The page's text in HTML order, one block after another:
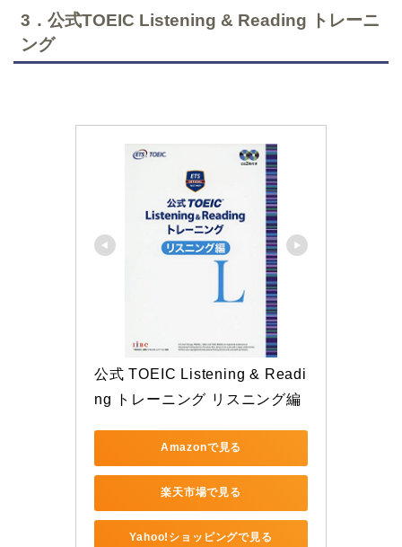
3．公式TOEIC Listening & Reading トレーニ
ング
公式 TOEIC Listening & Readi
ng トレーニング リスニング編
Amazonで見る
楽天市場で見る
Yahoo!ショッピングで見る